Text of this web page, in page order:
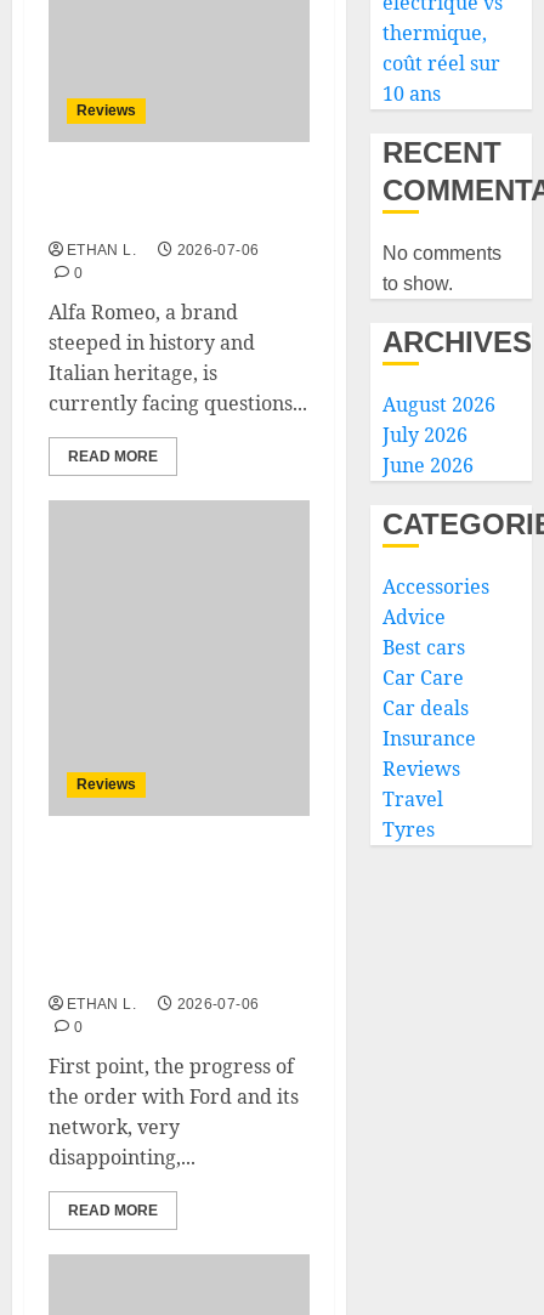
Reviews
ETHAN L.
2026-07-06
0
Alfa Romeo, a brand
steeped in history and
Italian heritage, is
currently facing questions...
READ MORE
Reviews
ETHAN L.
2026-07-06
0
First point, the progress of
the order with Ford and its
network, very
disappointing,...
READ MORE
thermique,
coût réel sur
10 ans
RECENT
No comments
to show.
ARCHIVES
August 2026
July 2026
June 2026
Accessories
Advice
Best cars
Car Care
Car deals
Insurance
Reviews
Travel
Tyres